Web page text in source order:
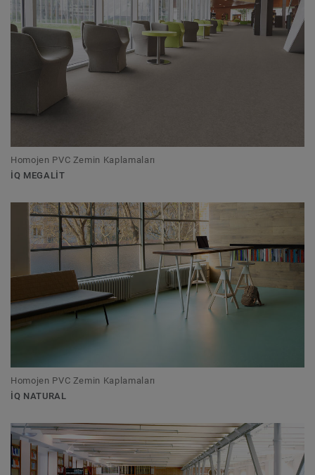
Homojen PVC Zemin Kaplamaları
IQ MEGALIT
Homojen PVC Zemin Kaplamaları
IQ NATURAL